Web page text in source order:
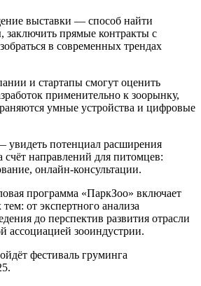
выставки — способ найти
заключить прямые контракты с
в современных трендах
и стартапы смогут оценить
применительно к зоорынку,
умные устройства и цифровые
потенциал расширения
счёт направлений для питомцев:
онлайн-консультации.
программа «ПаркЗоо» включает
от экспертного анализа
до перспектив развития отрасли
ассоциацией зооиндустрии.
фестиваль груминга